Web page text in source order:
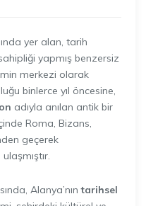
yer alan, tarih
yapmış benzersiz
merkezi olarak
binlerce yıl öncesine,
adıyla anılan antik bir
Roma, Bizans,
geçerek
Alanya’nıntarihsel